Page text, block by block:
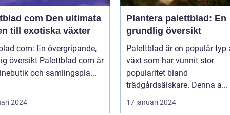
Den ultimata
till exotiska växter
com: En övergripande,
Palettblad com är
och samlingspla...
2024
Plantera palettblad: En
grundlig översikt
Palettblad är en populär typ
växt som har vunnit stor
popularitet bland
trädgårdsälskare. Denna a...
17 januari 2024